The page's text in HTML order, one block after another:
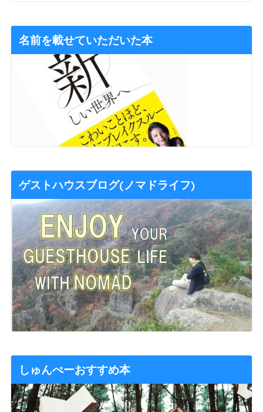
名前を載せていただいた本
ゲストハウスブログ(ノマドライフ)
しゅんぺーおすすめ本